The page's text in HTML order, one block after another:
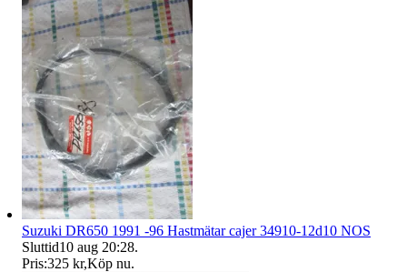
Suzuki DR650 1991 -96 Hastmätar cajer 34910-12d10 NOS
Sluttid10 aug 20:28.
Pris:325 kr,Köp nu.